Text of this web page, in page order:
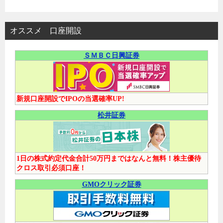
オススメ 口座開設
ＳＭＢＣ日興証券
新規口座開設でIPOの当選確率UP!
松井証券
1日の株式約定代金合計50万円まではなんと無料！株主優待
クロス取引必須口座！
GMOクリック証券